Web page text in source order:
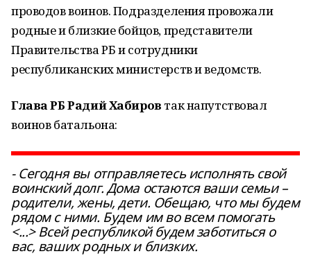
проводов воинов. Подразделения провожали
родные и близкие бойцов, представители
Правительства РБ и сотрудники
республиканских министерств и ведомств.
Глава РБ Радий Хабиров так напутствовал
воинов батальона:
- Сегодня вы отправляетесь исполнять свой
воинский долг. Дома остаются ваши семьи –
родители, жены, дети. Обещаю, что мы будем
рядом с ними. Будем им во всем помогать
<...> Всей республикой будем заботиться о
вас, ваших родных и близких.